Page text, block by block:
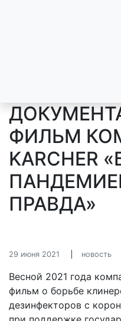
ФИЛЬМ
KARCHER
ПРАВДА»
29 июня 2021 новость
Весной 2021 года
фильм о борьбе
дезинфекторов с